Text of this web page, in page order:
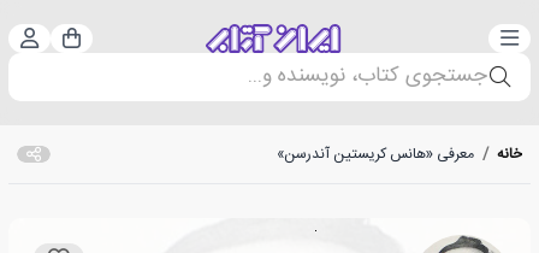
دسته‌بندی سبد
جستجوی کتاب، نویسنده و...
خانه / معرفی «هانس کریستین آندرسن»